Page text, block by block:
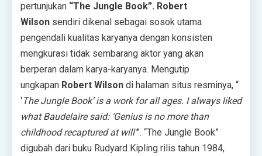
pertunjukan “The Jungle Book”. Robert
Wilson sendiri dikenal sebagai sosok utama
pengendali kualitas karyanya dengan konsisten
mengkurasi tidak sembarang aktor yang akan
berperan dalam karya-karyanya. Mengutip
ungkapan Robert Wilson di halaman situs resminya, “
‘The Jungle Book’ is a work for all ages. I always liked
what Baudelaire said: ‘Genius is no more than
childhood recaptured at will’”. “The Jungle Book”
digubah dari buku Rudyard Kipling rilis tahun 1984,